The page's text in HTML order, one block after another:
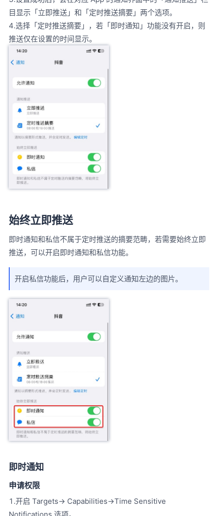
目显示「立即推送」和「定时推送摘要」两个选项。
4.选择「定时推送摘要」，若「即时通知」功能没有开启，则
推送仅在设置的时间显示。
始终立即推送
即时通知和私信不属于定时推送的摘要范畴，若需要始终立即
推送，可以开启即时通知和私信功能。
开启私信功能后，用户可以自定义通知左边的图片。
即时通知
申请权限
1.开启 Targets-> Capabilities->Time Sensitive